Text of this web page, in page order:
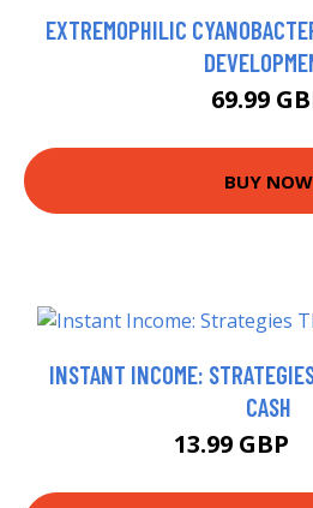
EXTREMOPHILIC
69.99
BUY NOW
INSTANT INCOME:
CASH
13.99 GBP